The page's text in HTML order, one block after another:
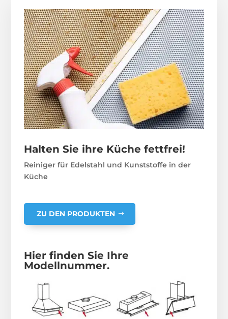
Halten Sie ihre Küche fettfrei!
Reiniger für Edelstahl und Kunststoffe in der
Küche
ZU DEN PRODUKTEN
Hier finden Sie Ihre
Modellnummer.